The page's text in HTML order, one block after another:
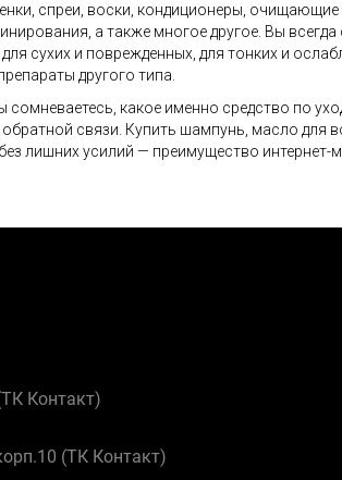
спреи, воски, кондиционеры,
а также многое другое. Вы
сухих и поврежденных, для тонких и
другого типа.
сомневаетесь, какое именно средство по
связи. Купить шампунь, масло для
лишних усилий — преимущество интернет-
Контакт)
(ТК Контакт)